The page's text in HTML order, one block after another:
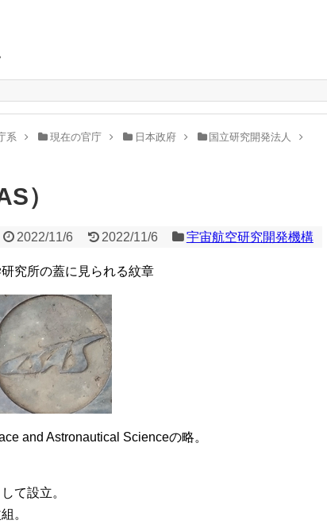
系 現在の官庁 日本政府
国立研究開発法人
）
2022/11/6 2022/11/6 宇宙航空研究開発機構
究所の蓋に見られる紋章
and Astronautical Scienceの略。
て設立。
。